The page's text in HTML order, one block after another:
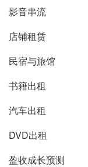
影音串流
店铺租赁
民宿与旅馆
书籍出租
汽车出租
DVD出租
盈收成长预测